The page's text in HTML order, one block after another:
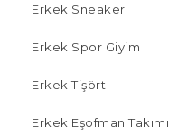
Erkek Sneaker
Erkek Spor Giyim
Erkek Tişört
Erkek Eşofman Takımı